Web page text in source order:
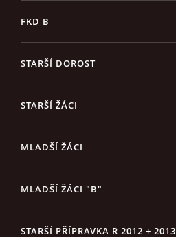
FKD B
STARŠÍ DOROST
STARŠÍ ŽÁCI
MLADŠÍ ŽÁCI
MLADŠÍ ŽÁCI "B"
STARŠÍ PŘÍPRAVKA R 2012 + 2013